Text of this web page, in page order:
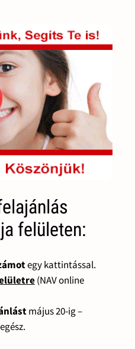
felületen:
egy kattintással.
(NAV online
május 20-ig –